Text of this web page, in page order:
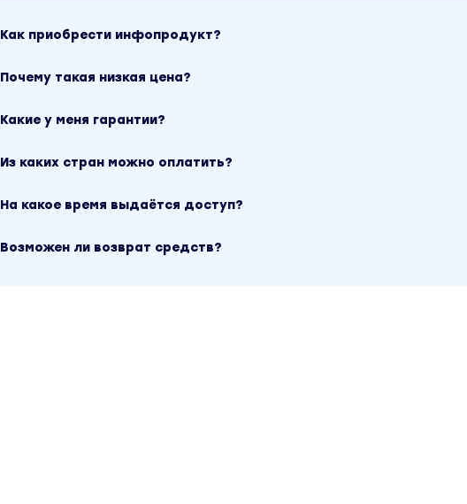
Как приобрести инфопродукт?
Почему такая низкая цена?
Какие у меня гарантии?
Из каких стран можно оплатить?
На какое время выдаётся доступ?
Возможен ли возврат средств?